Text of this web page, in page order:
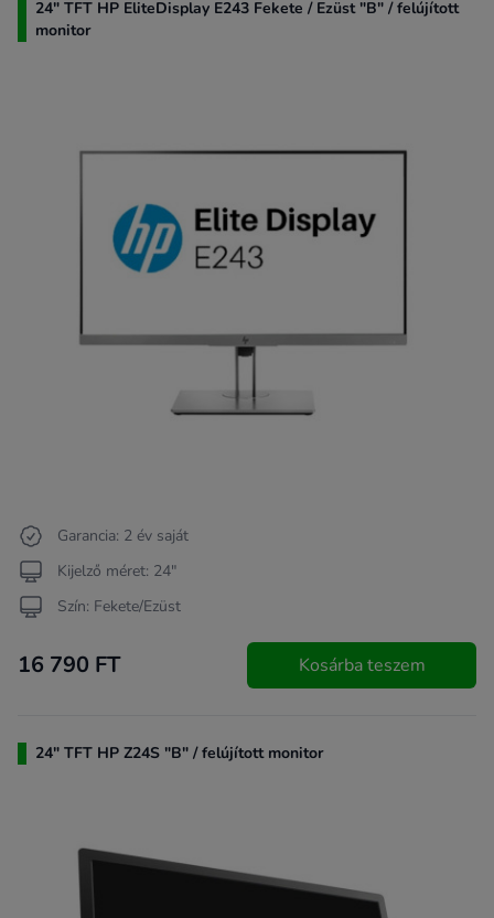
24" TFT HP EliteDisplay E243 Fekete / Ezüst "B" / felújított
monitor
Garancia: 2 év saját
Kijelző méret: 24"
Szín: Fekete/Ezüst
16 790 FT Kosárba teszem
24" TFT HP Z24S "B" / felújított monitor